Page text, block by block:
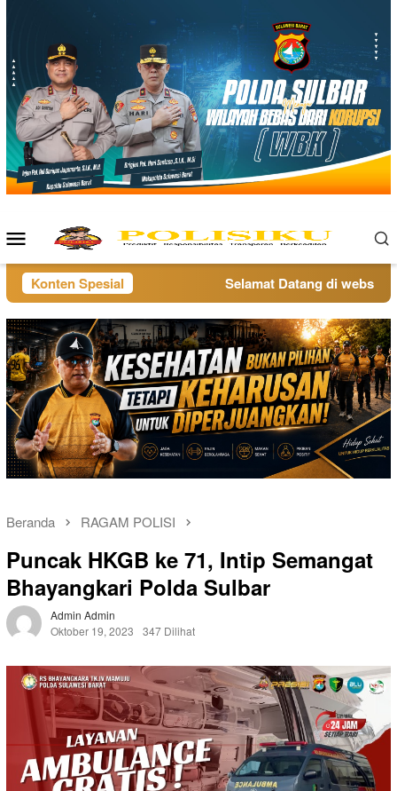
Menu
Mobile
Konten Spesial Selamat Datang di website
Beranda RAGAM POLISI
Puncak HKGB ke 71, Intip Semangat
Bhayangkari Polda Sulbar
Admin Admin
Oktober 19, 2023
347 Dilihat